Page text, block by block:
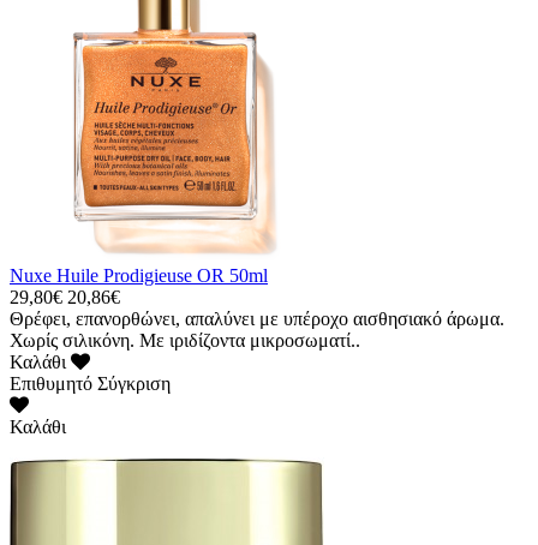
Nuxe Huile Prodigieuse OR 50ml
29,80€ 20,86€
Θρέφει, επανορθώνει, απαλύνει με υπέροχο αισθησιακό άρωμα.
Χωρίς σιλικόνη. Με ιριδίζοντα μικροσωματί..
Καλάθι
Επιθυμητό Σύγκριση
Καλάθι